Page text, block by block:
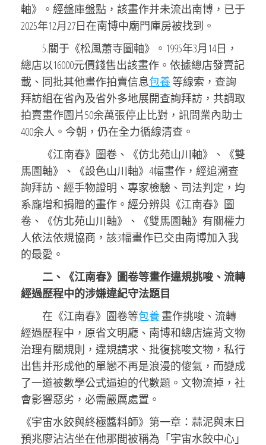
軸》。經盤庫盤點，該畫作并未流出南博，已于
2025年12月27日在南博中廟門庫房被找到。
5.關于《松風蕭寺圖軸》。1995年3月14日，
總店以16000元價錢售出該畫作。依據總店發賣記
載、同批其他畫作拍賣信息包養等線索，查詢
拜訪組在省內及省外多地展開查詢拜訪，共調取
拍賣畫作圖片50余萬張停止比對，訊問業內助士
400余人。今朝，仍在全力循線清查。
《江南春》圖卷、《仿北苑山川軸》、《雙
馬圖軸》、《設色山川軸》4幅畫作，經追溯查
詢拜訪、經手物證明、專家檢驗、司法判定，均
系龐增和捐贈的畫作。經分辨與《江南春》圖
卷、《仿北苑山川軸》、《雙馬圖軸》有關權力
人依法依規協商，該3幅畫作已交由南博加入我
的最愛。
二、《江南春》圖卷等畫作違規挑唆、流轉
經過歷程中的涉嫌違紀守法題目
在《江南春》圖卷等包養畫作挑唆、流轉
經過歷程中，原省文明廳、南博和總店違背文物
治理有關規則，違規請求、批復挑唆文物，私行
出售并形成他的單戀不再是浪漫的傻氣，而變成
了一道被數學公式逼迫的代數題。文物流掉，社
會影響惡劣，必需嚴厲處置。
《宇宙水餃與終極醬料師》第一章：蒜泥與末日
預兆廖沾沾坐在他那間被稱為「宇宙水餃中心」